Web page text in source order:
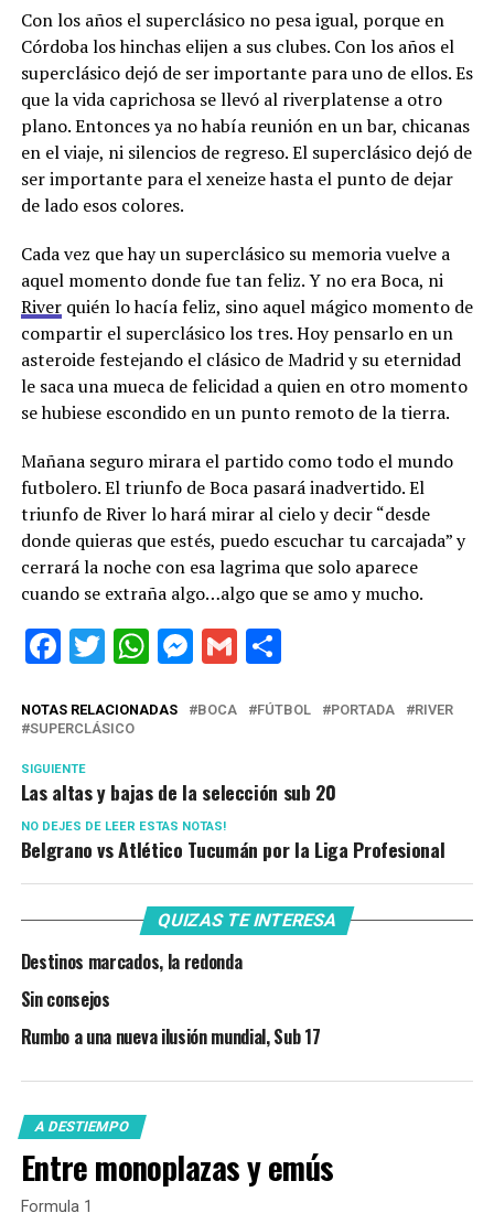
Con los años el superclásico no pesa igual, porque en
Córdoba los hinchas elijen a sus clubes. Con los años el
superclásico dejó de ser importante para uno de ellos. Es
que la vida caprichosa se llevó al riverplatense a otro
plano. Entonces ya no había reunión en un bar, chicanas
en el viaje, ni silencios de regreso. El superclásico dejó de
ser importante para el xeneize hasta el punto de dejar
de lado esos colores.
Cada vez que hay un superclásico su memoria vuelve a
aquel momento donde fue tan feliz. Y no era Boca, ni
Riverquién lo hacía feliz, sino aquel mágico momento de
compartir el superclásico los tres. Hoy pensarlo en un
asteroide festejando el clásico de Madrid y su eternidad
le saca una mueca de felicidad a quien en otro momento
se hubiese escondido en un punto remoto de la tierra.
Mañana seguro mirara el partido como todo el mundo
futbolero. El triunfo de Boca pasará inadvertido. El
triunfo de River lo hará mirar al cielo y decir “desde
donde quieras que estés, puedo escuchar tu carcajada” y
cerrará la noche con esa lagrima que solo aparece
cuando se extraña algo…algo que se amo y mucho.
Facebook
Twitter
WhatsApp
Messenger
GmailShare
NOTAS RELACIONADAS BOCA FÚTBOL PORTADA
RIVER
SUPERCLÁSICO
SIGUIENTE
Las altas y bajas de la selección sub 20
NO DEJES DE LEER ESTAS NOTAS!
Belgrano vs Atlético Tucumán por la Liga Profesional
QUIZAS TE INTERESA
Destinos marcados, la redonda
Sin consejos
Rumbo a una nueva ilusión mundial, Sub 17
A DESTIEMPO
Entre monoplazas y emús
Formula 1